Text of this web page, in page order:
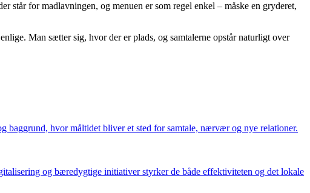
står for madlavningen, og menuen er som regel enkel – måske en gryderet,
Man sætter sig, hvor der er plads, og samtalerne opstår naturligt over
baggrund, hvor måltidet bliver et sted for samtale, nærvær og nye relationer.
og bæredygtige initiativer styrker de både effektiviteten og det lokale